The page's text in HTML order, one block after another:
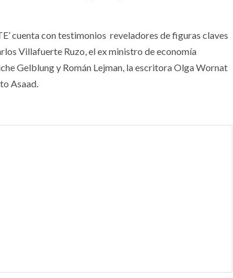
cuenta con testimonios reveladores de figuras claves
Villafuerte Ruzo, el ex ministro de economía
Gelblung y Román Lejman, la escritora Olga Wornat
Asaad.